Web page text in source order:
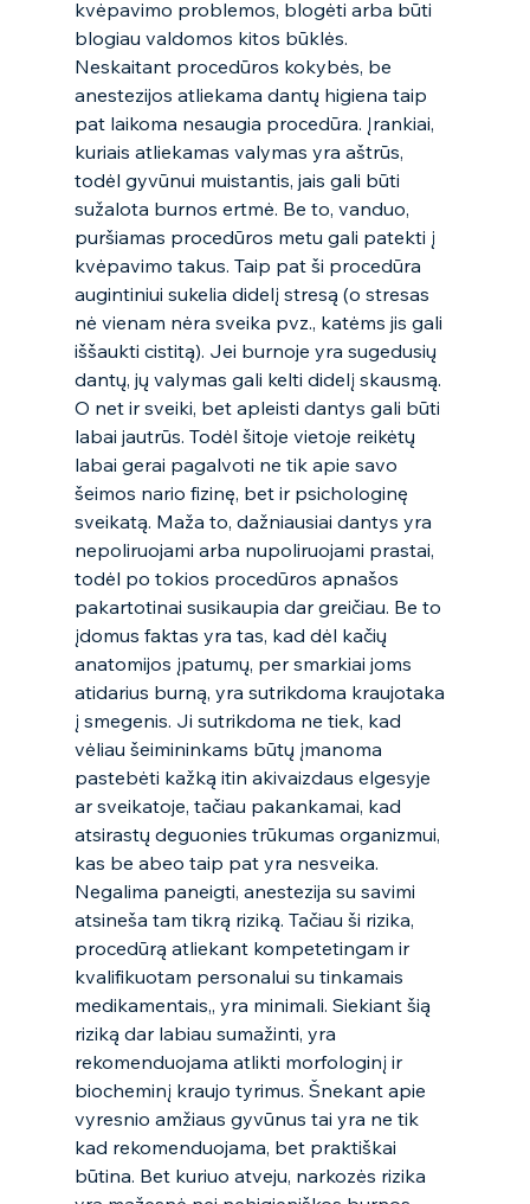
kvėpavimo problemos, blogėti arba būti
blogiau valdomos kitos būklės.
Neskaitant procedūros kokybės, be
anestezijos atliekama dantų higiena taip
pat laikoma nesaugia procedūra. Įrankiai,
kuriais atliekamas valymas yra aštrūs,
todėl gyvūnui muistantis, jais gali būti
sužalota burnos ertmė. Be to, vanduo,
puršiamas procedūros metu gali patekti į
kvėpavimo takus. Taip pat ši procedūra
augintiniui sukelia didelį stresą (o stresas
nė vienam nėra sveika pvz., katėms jis gali
iššaukti cistitą). Jei burnoje yra sugedusių
dantų, jų valymas gali kelti didelį skausmą.
O net ir sveiki, bet apleisti dantys gali būti
labai jautrūs. Todėl šitoje vietoje reikėtų
labai gerai pagalvoti ne tik apie savo
šeimos nario fizinę, bet ir psichologinę
sveikatą. Maža to, dažniausiai dantys yra
nepoliruojami arba nupoliruojami prastai,
todėl po tokios procedūros apnašos
pakartotinai susikaupia dar greičiau. Be to
įdomus faktas yra tas, kad dėl kačių
anatomijos įpatumų, per smarkiai joms
atidarius burną, yra sutrikdoma kraujotaka
į smegenis. Ji sutrikdoma ne tiek, kad
vėliau šeimininkams būtų įmanoma
pastebėti kažką itin akivaizdaus elgesyje
ar sveikatoje, tačiau pakankamai, kad
atsirastų deguonies trūkumas organizmui,
kas be abeo taip pat yra nesveika.
Negalima paneigti, anestezija su savimi
atsineša tam tikrą riziką. Tačiau ši rizika,
procedūrą atliekant kompetetingam ir
kvalifikuotam personalui su tinkamais
medikamentais,, yra minimali. Siekiant šią
riziką dar labiau sumažinti, yra
rekomenduojama atlikti morfologinį ir
biocheminį kraujo tyrimus. Šnekant apie
vyresnio amžiaus gyvūnus tai yra ne tik
kad rekomenduojama, bet praktiškai
būtina. Bet kuriuo atveju, narkozės rizika